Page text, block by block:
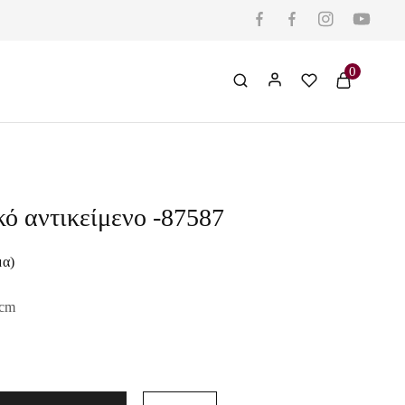
0
αντικείμενο -87587